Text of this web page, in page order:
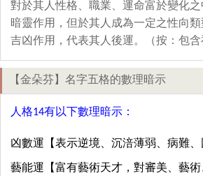
對於其人性格、職業、運命富於變化
暗靈作用，但於其人成為一定之性向
吉凶作用，代表其人後運。（按：包含
【金朵芬】名字五格的數理暗示
人格14有以下數理暗示：
凶數運【表示逆境、沉涪薄弱、病難、
藝能運【富有藝術天才，對審美、藝